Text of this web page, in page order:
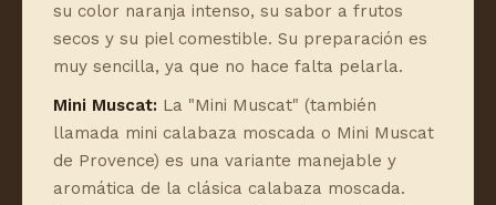
su color naranja intenso, su sabor a frutos
secos y su piel comestible. Su preparación es
muy sencilla, ya que no hace falta pelarla.
Mini Muscat: La "Mini Muscat" (también
llamada mini calabaza moscada o Mini Muscat
de Provence) es una variante manejable y
aromática de la clásica calabaza moscada.